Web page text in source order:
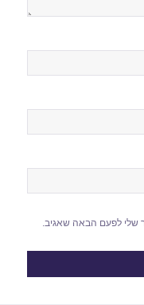
שלי לפעם הבאה שאגיב.